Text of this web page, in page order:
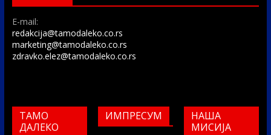
E-mail:
redakcija@tamodaleko.co.rs
marketing@tamodaleko.co.rs
zdravko.elez@tamodaleko.co.rs
ТАМО
ДАЛЕКО
ИМПРЕСУМ
НАША
МИСИЈА